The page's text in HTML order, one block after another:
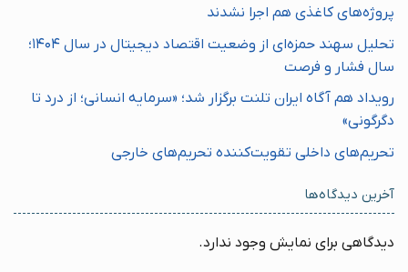
پروژه‌های کاغذی هم اجرا نشدند
تحلیل سهند حمزه‌ای از وضعیت اقتصاد دیجیتال در سال ۱۴۰۴؛
سال فشار و فرصت
رویداد هم آگاه ایران تلنت برگزار شد؛ «سرمایه انسانی؛ از درد تا
دگرگونی»
تحریم‌های داخلی تقویت‌کننده تحریم‌های خارجی
آخرین دیدگاه‌ها
دیدگاهی برای نمایش وجود ندارد.